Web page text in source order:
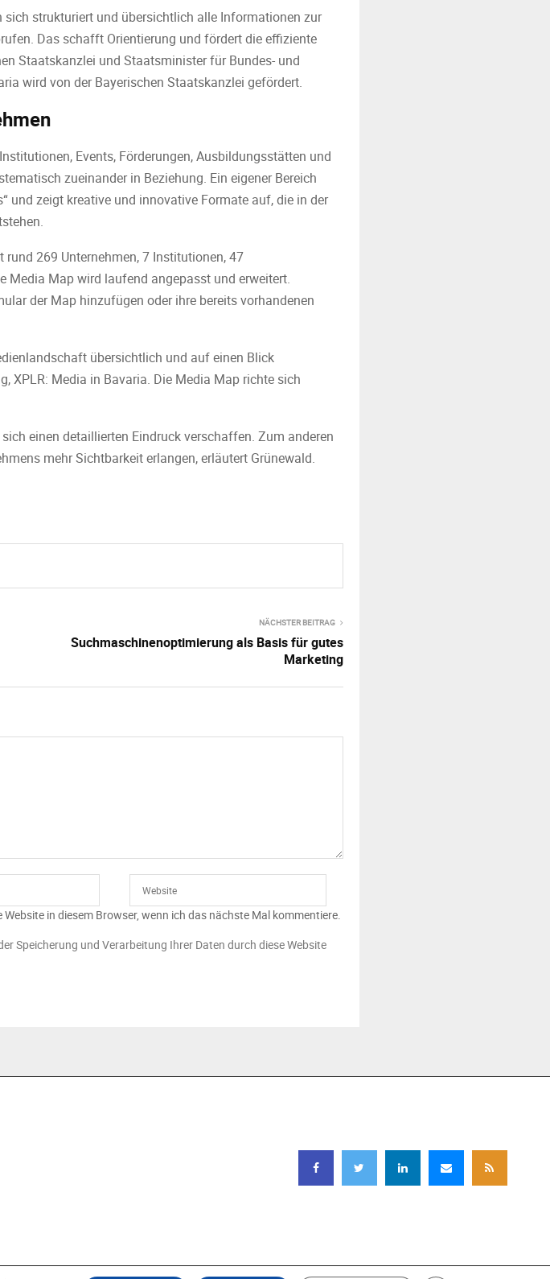
strukturiert und übersichtlich alle Informationen zur
Das schafft Orientierung und fördert die effiziente
Staatskanzlei und Staatsminister für Bundes- und
wird von der Bayerischen Staatskanzlei gefördert.
Events, Förderungen, Ausbildungsstätten und
zueinander in Beziehung. Ein eigener Bereich
und zeigt kreative und innovative Formate auf, die in der
269 Unternehmen, 7 Institutionen, 47
Media Map wird laufend angepasst und erweitert.
der Map hinzufügen oder ihre bereits vorhandenen
übersichtlich und auf einen Blick
XPLR: Media in Bavaria. Die Media Map richte sich
einen detaillierten Eindruck verschaffen. Zum anderen
mehr Sichtbarkeit erlangen, erläutert Grünewald.
NÄCHSTER BEITRAG
Suchmaschinenoptimierung als Basis für gutes
Marketing
in diesem Browser, wenn ich das nächste Mal kommentiere.
Speicherung und Verarbeitung Ihrer Daten durch diese Website